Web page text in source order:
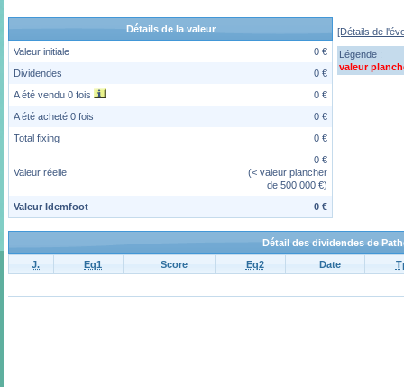
Détails de la valeur
Valeur initiale
0 €
Dividendes
0 €
A été vendu 0 fois
0 €
A été acheté 0 fois
0 €
Total fixing
0 €
Valeur réelle
0 €
(< valeur plancher
de 500 000 €)
Valeur Idemfoot
0 €
[Détails de
Légende :
valeur
Détail des dividendes de
J.
Eq1 Score Eq2 Date